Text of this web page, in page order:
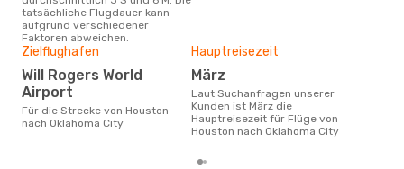
tatsächliche Flugdauer kann
aufgrund verschiedener
Faktoren abweichen.
Zielflughafen
Will Rogers World
Airport
Für die Strecke von Houston
nach Oklahoma City
Hauptreisezeit
März
Laut Suchanfragen unserer
Kunden ist März die
Hauptreisezeit für Flüge von
Houston nach Oklahoma City